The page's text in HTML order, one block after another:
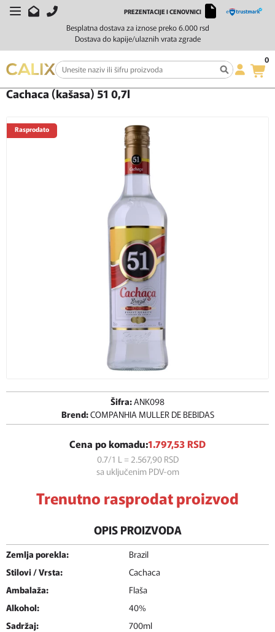
Besplatna dostava za iznose preko 6.000 rsd
Dostava do kapije/ulaznih vrata zgrade
PREZENTACIJE I CENOVNICI
0
Početna Žestoka pića Cachaca Cachaca (kašasa) 51 0,7l
Cachaca (kašasa) 51 0,7l
Rasprodato
Šifra:ANK098
Brend:COMPANHIA MULLER DE BEBIDAS
Cena po komadu:1.797,53 RSD
0.7/1 L = 2.567,90 RSD
sa uključenim PDV-om
Trenutno rasprodat proizvod
OPIS PROIZVODA
Zemlja porekla:
Brazil
Stilovi / Vrsta:
Cachaca
Ambalaža:
Flaša
Alkohol:
40%
Sadržaj:
700ml